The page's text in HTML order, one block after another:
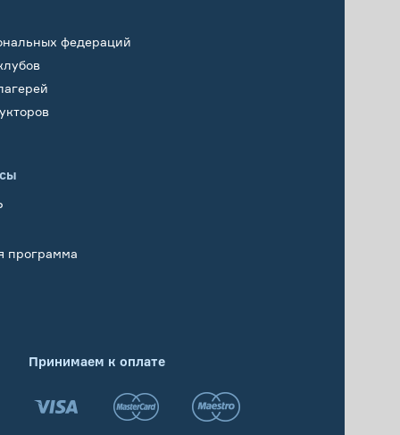
федераций
программа
Принимаем к оплате